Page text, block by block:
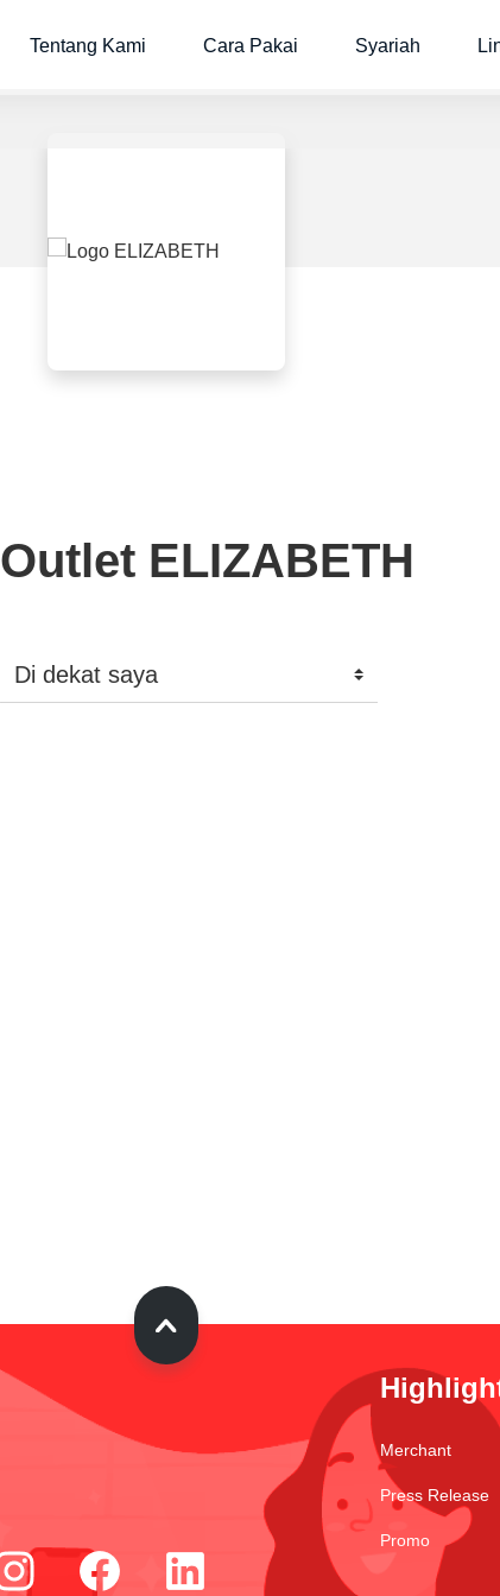
Tentang Kami Cara Pakai Syariah
Outlet ELIZABETH
Merchant
Press Release
Promo